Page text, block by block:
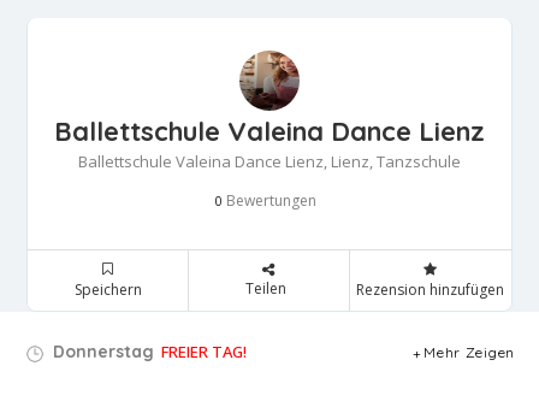
Ballettschule Valeina Dance Lienz
Ballettschule Valeina Dance Lienz, Lienz, Tanzschule
0 Bewertungen
Speichern Teilen Rezension hinzufügen
Donnerstag FREIER TAG! Mehr Zeigen